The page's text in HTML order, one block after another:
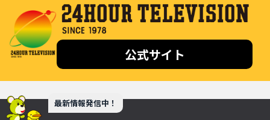
公式サイト
最新情報発信中！